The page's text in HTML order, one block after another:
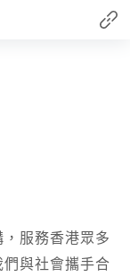
服務香港眾多
與社會攜手合